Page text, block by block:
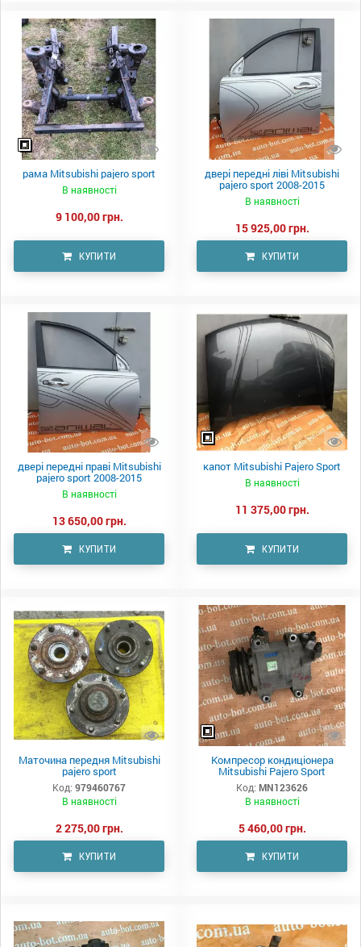
рама Mitsubishi pajero sport
В наявності
9 100,00 грн.
КУПИТИ
двері передні ліві Mitsubishi
pajero sport 2008-2015
В наявності
15 925,00 грн.
КУПИТИ
двері передні праві Mitsubishi
pajero sport 2008-2015
В наявності
13 650,00 грн.
КУПИТИ
капот Mitsubishi Pajero Sport
В наявності
11 375,00 грн.
КУПИТИ
Маточина передня Mitsubishi
pajero sport
Код: 979460767
В наявності
2 275,00 грн.
КУПИТИ
Компресор кондиціонера
Mitsubishi Pajero Sport
Код: MN123626
В наявності
5 460,00 грн.
КУПИТИ